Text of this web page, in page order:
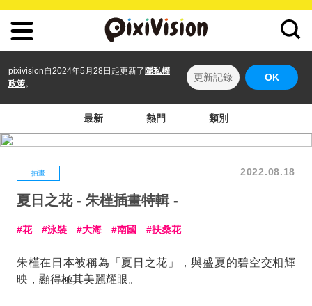
pixivision自2024年5月28日起更新了 隱私權
政策。
更新記錄 OK
最新 熱門 類別
插畫 2022.08.18
夏日之花 - 朱槿插畫特輯 -
花 泳裝 大海 南國 扶桑花
朱槿在日本被稱為「夏日之花」，與盛夏的碧空交相輝
映，顯得極其美麗耀眼。